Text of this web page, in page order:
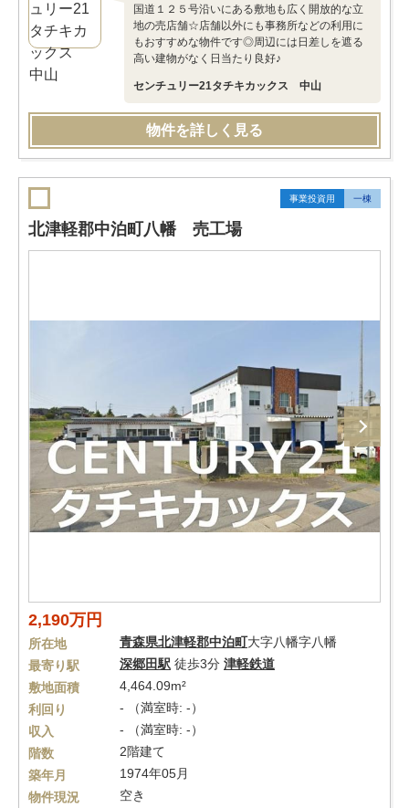
国道１２５号沿いにある敷地も広く開放的な立
地の売店舗☆店舗以外にも事務所などの利用に
もおすすめな物件です◎周辺には日差しを遮る
高い建物がなく日当たり良好♪
センチュリー21タチキカックス 中山
物件を詳しく見る
事業投資用 一棟
北津軽郡中泊町八幡 売工場
2,190万円
所在地 青森県北津軽郡中泊町大字八幡字八幡
最寄り駅
深郷田駅 徒歩3分 津軽鉄道
敷地面積
4,464.09m²
利回り
- （満室時: -）
収入
- （満室時: -）
階数
2階建て
築年月
1974年05月
物件現況
空き